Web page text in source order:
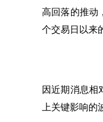
高回落的推动
个交易日以来
因近期消息相
上关键影响